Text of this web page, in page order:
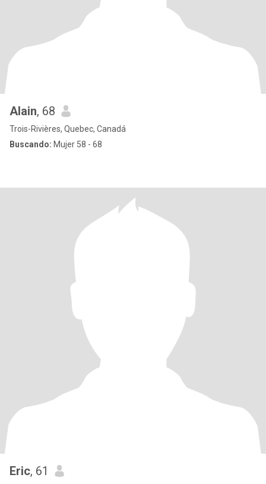
Alain, 68
Trois-Rivières, Quebec, Canadá
Buscando: Mujer 58 - 68
Eric, 61